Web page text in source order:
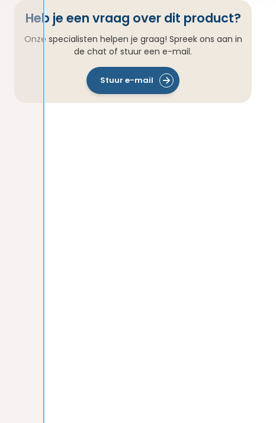
Heb je een vraag over dit product?
Onze specialisten helpen je graag! Spreek ons aan in
de chat of stuur een e-mail.
Stuur e-mail